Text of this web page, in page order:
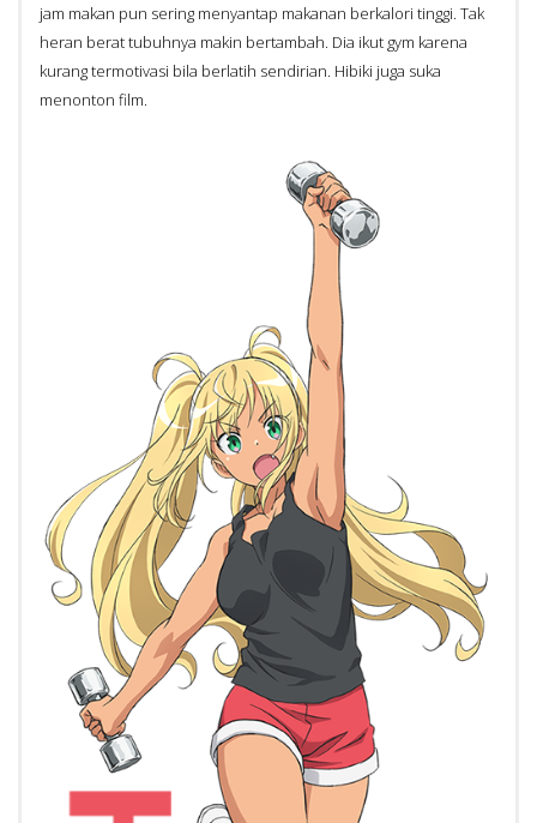
jam makan pun sering menyantap makanan berkalori tinggi. Tak
heran berat tubuhnya makin bertambah. Dia ikut gym karena
kurang termotivasi bila berlatih sendirian. Hibiki juga suka
menonton film.